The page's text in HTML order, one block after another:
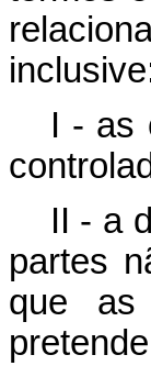
I - as
II - a
partes
que as